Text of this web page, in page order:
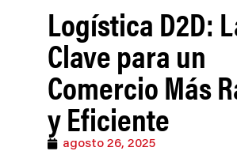
Logística D2D:
Clave para un
Comercio Más
y Eficiente
agosto 26, 2025